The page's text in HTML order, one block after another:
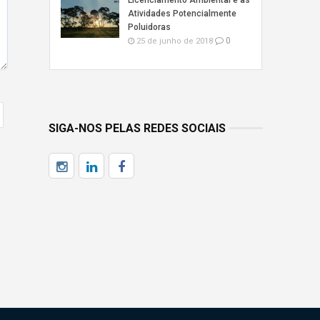
Atividades Potencialmente
Poluidoras
25 de junho de 2018 0
SIGA-NOS PELAS REDES SOCIAIS